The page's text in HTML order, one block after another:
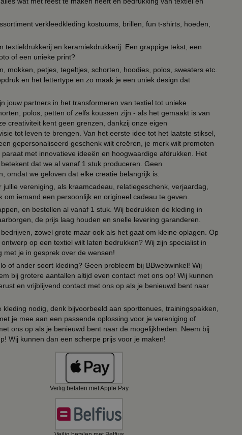
verkleedkleding kostuums, brillen, fun t-shirts, hoeden,
textieldrukkerij en keramiekdrukkerij. Een grappige tekst, een
of een unieke print?
mokken, petjes, tegeltjes, schorten, hoodies, polos, sweaters etc.
en het lettertype en zo maak je een uniek design dat
jouw partners in het transformeren van textiel tot unieke
polos, petten of zelfs koussen zijn - als het gemaakt is van
creativiteit kent geen grenzen, dankzij onze eigen
tot leven te brengen. Van het eerste idee tot het laatste stiksel,
gepersonaliseerd geschenk wilt creëren, je merk wilt promoten
met innovatieve ideeën en hoogwaardige afdrukken. Het
dat we al vanaf 1 stuk produceren. Geen
omdat we geloven dat elke creatie belangrijk is.
vereniging, als kraamcadeau, relatiegeschenk, verjaardag,
iemand een persoonlijk en origineel cadeau te geven.
en bestellen al vanaf 1 stuk. Wij bedrukken de kleding in
de prijs laag houden en snelle levering garanderen.
zowel grote maar ook als het gaat om kleine oplagen. Op
op een textiel wilt laten bedrukken? Wij zijn specialist in
je in gesprek over de wensen!
of ander soort kleding? Geen probleem bij BBwebwinkel! Wij
bij grotere aantallen altijd even contact met ons op! Wij kunnen
en vrijblijvend contact met ons op als je benieuwd bent naar
nodig, denk bijvoorbeeld aan sporttenues, trainingspakken,
je mee aan een passende oplossing voor je vereniging of
ons op als je benieuwd bent naar de mogelijkheden. Neem bij
Wij kunnen dan een scherpe prijs voor je maken!
Veilig betalen met Apple Pay